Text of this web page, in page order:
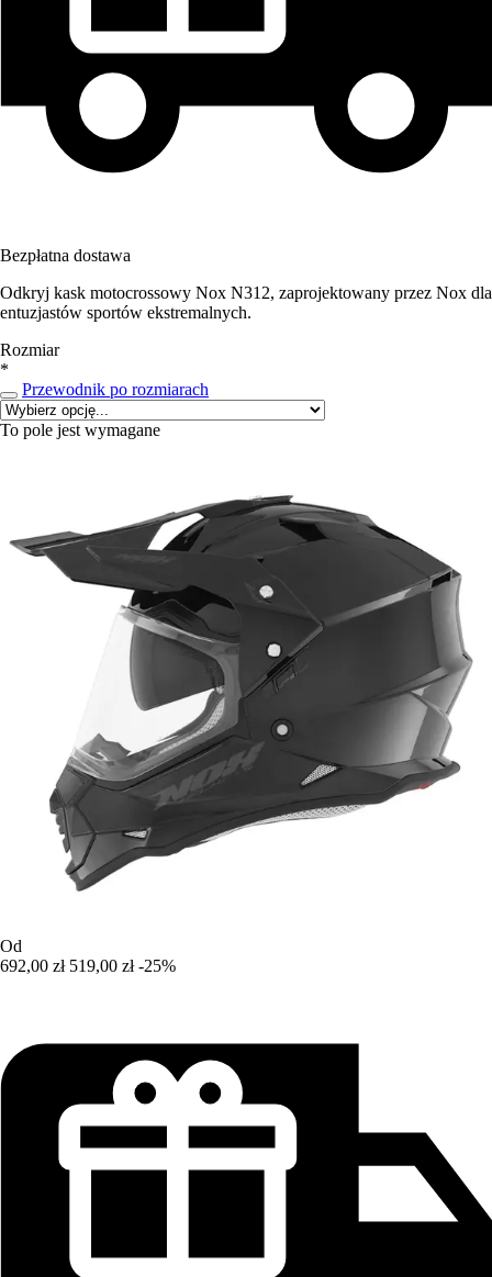
Bezpłatna dostawa
Odkryj kask motocrossowy Nox N312, zaprojektowany przez Nox dla
entuzjastów sportów ekstremalnych.
Rozmiar
*
Przewodnik po rozmiarach
To pole jest wymagane
Od
692,00 zł 519,00 zł -25%